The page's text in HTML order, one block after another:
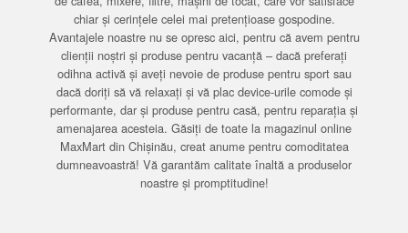
chiar și cerințele celei mai pretențioase gospodine.
Avantajele noastre nu se opresc aici, pentru că avem pentru
clienții noștri și produse pentru vacanță – dacă preferați
odihna activă și aveți nevoie de produse pentru sport sau
dacă doriți să vă relaxați și vă plac device-urile comode și
performante, dar și produse pentru casă, pentru reparația și
amenajarea acesteia. Găsiți de toate la magazinul online
MaxMart din Chișinău, creat anume pentru comoditatea
dumneavoastră! Vă garantăm calitate înaltă a produselor
noastre și promptitudine!